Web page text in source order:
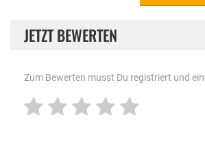
JETZT BEWERTEN
Zum Bewerten musst Du registriert und